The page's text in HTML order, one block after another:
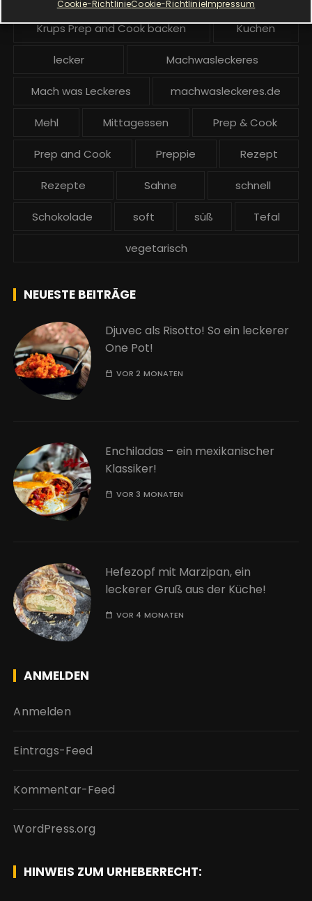
Cookie-RichtlinieCookie-RichtlinieImpressum
Krups Prep and Cook backen Kuchen
lecker Machwasleckeres
Mach was Leckeres machwasleckeres.de
Mehl Mittagessen Prep & Cook
Prep and Cook Preppie Rezept
Rezepte Sahne schnell
Schokolade soft süß Tefal
vegetarisch
NEUESTE BEITRÄGE
Djuvec als Risotto! So ein leckerer
One Pot!
VOR 2 MONATEN
Enchiladas – ein mexikanischer
Klassiker!
VOR 3 MONATEN
Hefezopf mit Marzipan, ein
leckerer Gruß aus der Küche!
VOR 4 MONATEN
ANMELDEN
Anmelden
Eintrags-Feed
Kommentar-Feed
WordPress.org
HINWEIS ZUM URHEBERRECHT: